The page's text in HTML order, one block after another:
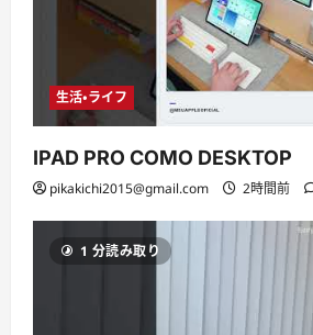
生活・ライフ
IPAD PRO COMO DESKTOP
pikakichi2015@gmail.com 2時間前
1 分読み取り